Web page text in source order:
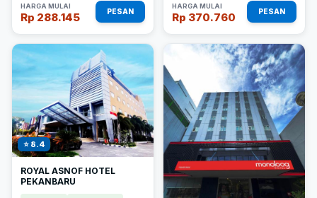
HARGA MULAI
Rp 288.145 PESAN
HARGA MULAI
Rp 370.760 PESAN
⭐ 8.4
ROYAL ASNOF HOTEL
PEKANBARU